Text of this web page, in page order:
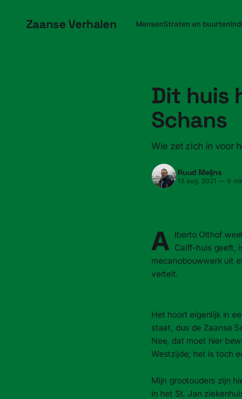
Zaanse Verhalen MensenStraten en buurten
Dit huis
Schans
Wie zet zich in voor
Ruud Meijns
13 aug. 2021 —9
A lberto Olthof
Calff-huis geeft,
mecanobouwwerk uit
vertelt.
Het hoort eigenlijk in
staat, dus de Zaanse
Nee, dat moet hier
Westzijde; het is toch
Mijn grootouders zijn
in het St. Jan